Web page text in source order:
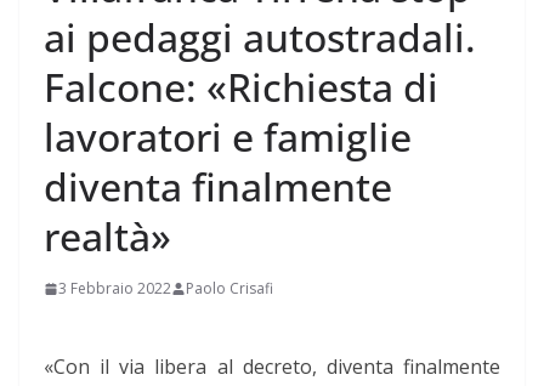
ai pedaggi autostradali.
Falcone: «Richiesta di
lavoratori e famiglie
diventa finalmente
realtà»
3 Febbraio 2022 Paolo Crisafi
«Con il via libera al decreto, diventa finalmente